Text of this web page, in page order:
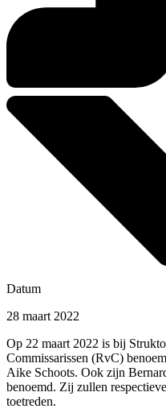
Datum
28 maart 2022
Op 22 maart 2022 is bij
Commissarissen (RvC)
Aike Schoots. Ook zijn
benoemd. Zij zullen
toetreden.